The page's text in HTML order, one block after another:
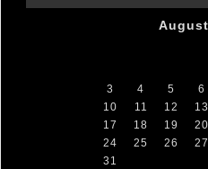
3
4 5 6
10
11 12 13
17
18 19 20
24
25 26 27
31